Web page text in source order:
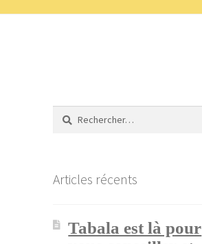
Rechercher :
Articles récents
Tabala est là pour